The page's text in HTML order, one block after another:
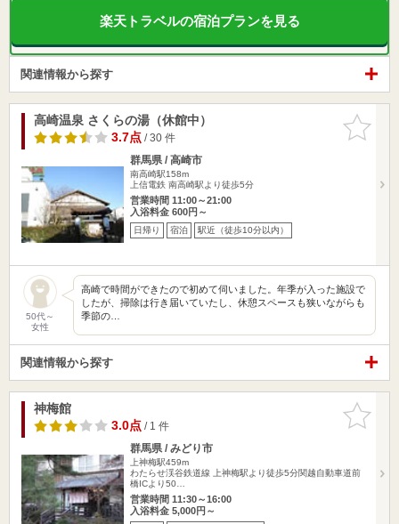
楽天トラベルの宿泊プランを見る
関連情報から探す
お気に入
りに追加
高崎温泉 さくらの湯（休館中）
3.7点/ 30 件
群馬県 / 高崎市
南高崎駅158m
上信電鉄 南高崎駅より徒歩5分
営業時間 11:00～21:00
入浴料金 600円～
日帰り 宿泊 駅近（徒歩10分以内）
50代～
女性
高崎で時間ができたので初めて伺いました。年季が入った施設で
したが、掃除は行き届いていたし、休憩スペースも狭いながらも
季節の…
関連情報から探す
お気に入
りに追加
神梅館
3.0点/ 1 件
群馬県 / みどり市
上神梅駅459m
わたらせ渓谷鉄道線 上神梅駅より徒歩5分関越自動車道前
橋ICより50…
営業時間 11:30～16:00
入浴料金 5,000円～